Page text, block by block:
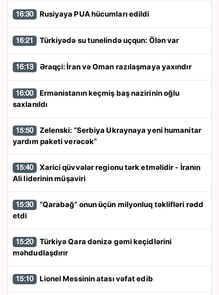
16:30 Rusiyaya PUA hücumları edildi
16:21 Türkiyədə su tunelində uçqun: Ölən var
16:13 Əraqçi: İran və Oman razılaşmaya yaxındır
16:00
saxlanıldı
15:50
yardım paketi verəcək”
15:40
Ali liderinin müşaviri
15:30
etdi
15:20
məhdudlaşdırır
15:10 Lionel Messinin atası vəfat edib